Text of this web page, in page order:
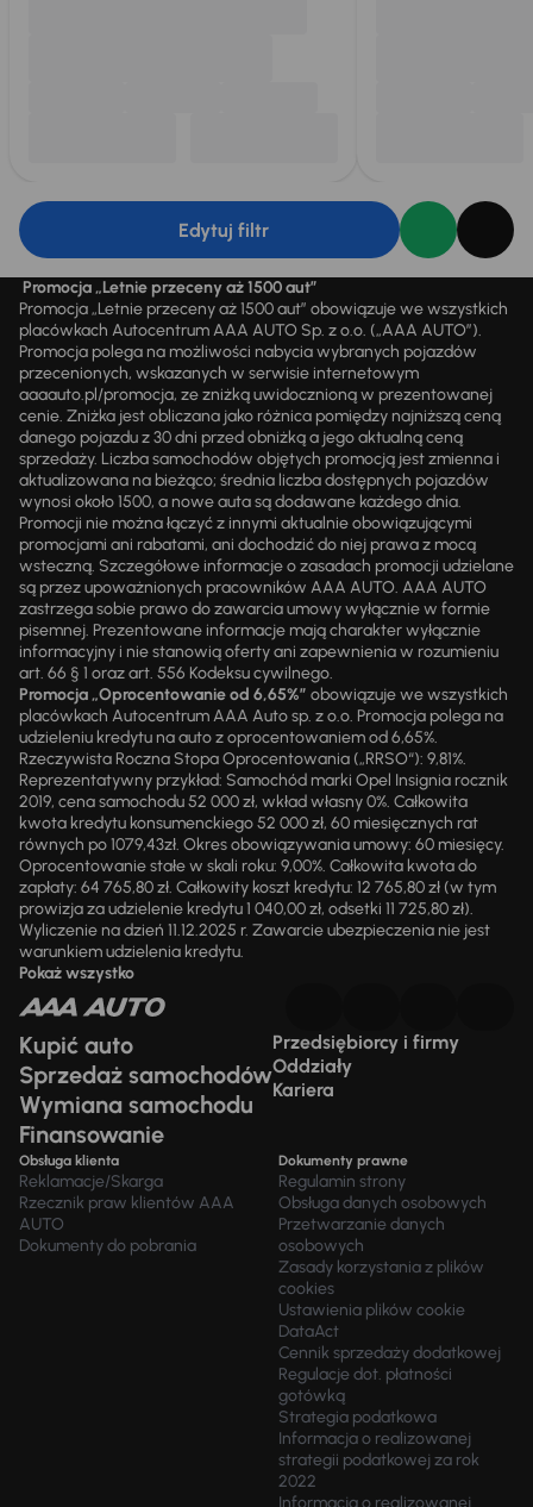
Edytuj filtr
Promocja „Letnie przeceny aż 1500 aut”
Promocja „Letnie przeceny aż 1500 aut” obowiązuje we wszystkich
placówkach Autocentrum AAA AUTO Sp. z o.o. („AAA AUTO”).
Promocja polega na możliwości nabycia wybranych pojazdów
przecenionych, wskazanych w serwisie internetowym
aaaauto.pl/promocja, ze zniżką uwidocznioną w prezentowanej
cenie. Zniżka jest obliczana jako różnica pomiędzy najniższą ceną
danego pojazdu z 30 dni przed obniżką a jego aktualną ceną
sprzedaży. Liczba samochodów objętych promocją jest zmienna i
aktualizowana na bieżąco; średnia liczba dostępnych pojazdów
wynosi około 1500, a nowe auta są dodawane każdego dnia.
Promocji nie można łączyć z innymi aktualnie obowiązującymi
promocjami ani rabatami, ani dochodzić do niej prawa z mocą
wsteczną. Szczegółowe informacje o zasadach promocji udzielane
są przez upoważnionych pracowników AAA AUTO. AAA AUTO
zastrzega sobie prawo do zawarcia umowy wyłącznie w formie
pisemnej. Prezentowane informacje mają charakter wyłącznie
informacyjny i nie stanowią oferty ani zapewnienia w rozumieniu
art. 66 § 1 oraz art. 556 Kodeksu cywilnego.
Promocja „Oprocentowanie od 6,65%” obowiązuje we wszystkich
placówkach Autocentrum AAA Auto sp. z o.o. Promocja polega na
udzieleniu kredytu na auto z oprocentowaniem od 6,65%.
Rzeczywista Roczna Stopa Oprocentowania („RRSO“): 9,81%.
Reprezentatywny przykład: Samochód marki Opel Insignia rocznik
2019, cena samochodu 52 000 zł, wkład własny 0%. Całkowita
kwota kredytu konsumenckiego 52 000 zł, 60 miesięcznych rat
równych po 1079,43zł. Okres obowiązywania umowy: 60 miesięcy.
Oprocentowanie stałe w skali roku: 9,00%. Całkowita kwota do
zapłaty: 64 765,80 zł. Całkowity koszt kredytu: 12 765,80 zł (w tym
prowizja za udzielenie kredytu 1 040,00 zł, odsetki 11 725,80 zł).
Wyliczenie na dzień 11.12.2025 r. Zawarcie ubezpieczenia nie jest
warunkiem udzielenia kredytu.
Pokaż wszystko
Kupić auto
Sprzedaż samochodów
Wymiana samochodu
Finansowanie
Przedsiębiorcy i firmy
Oddziały
Kariera
Obsługa klienta
Reklamacje/Skarga
Rzecznik praw klientów AAA
AUTO
Dokumenty do pobrania
Dokumenty prawne
Regulamin strony
Obsługa danych osobowych
Przetwarzanie danych
osobowych
Zasady korzystania z plików
cookies
Ustawienia plików cookie
DataAct
Cennik sprzedaży dodatkowej
Regulacje dot. płatności
gotówką
Strategia podatkowa
Informacja o realizowanej
strategii podatkowej za rok
2022
Informacja o realizowanej